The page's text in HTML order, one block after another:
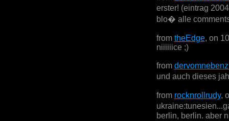
erster! (eintrag
blo� alle
from theEdge, on
niiiiiice ;)
from
und auch dieses
from rocknrollrudy,
berlin, berlin. aber